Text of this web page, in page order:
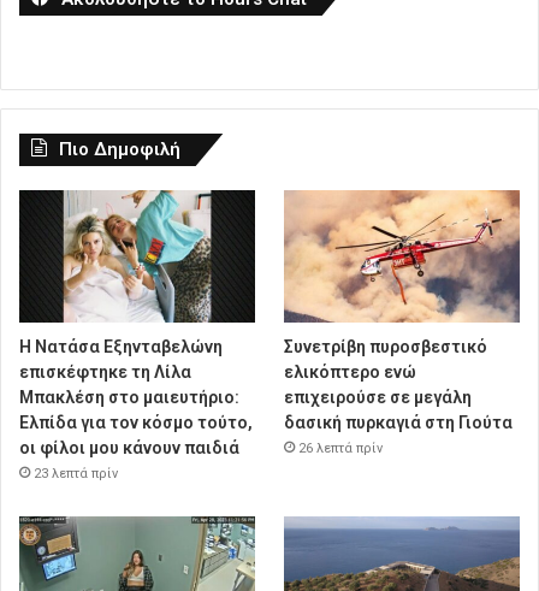
Πιο Δημοφιλή
Η Νατάσα Εξηνταβελώνη
επισκέφτηκε τη Λίλα
Μπακλέση στο μαιευτήριο:
Ελπίδα για τον κόσμο τούτο,
οι φίλοι μου κάνουν παιδιά
23 λεπτά πρίν
Συνετρίβη πυροσβεστικό
ελικόπτερο ενώ
επιχειρούσε σε μεγάλη
δασική πυρκαγιά στη Γιούτα
26 λεπτά πρίν